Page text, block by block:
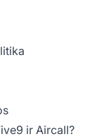
ir Aircall?